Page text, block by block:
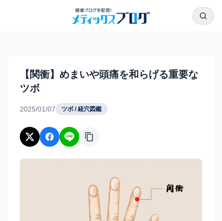
検索
【関衝】めまいや頭痛を和らげる重要な
ツボ
2025/01/07 ツボ / 経穴図鑑